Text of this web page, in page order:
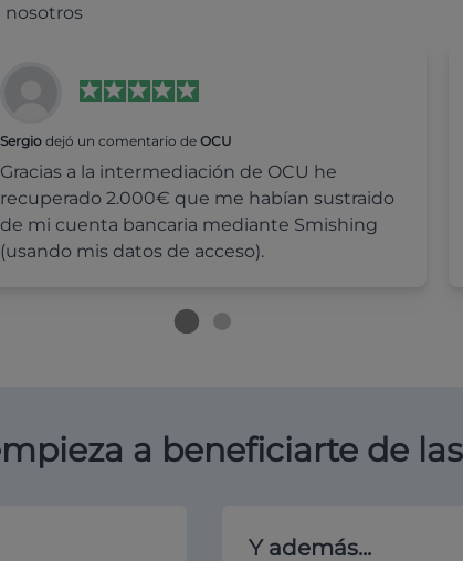
nosotros
Sergiodejó un comentario de OCU
Gracias a la intermediación de OCU he
recuperado 2.000€ que me habían sustraido
de mi cuenta bancaria mediante Smishing
(usando mis datos de acceso).
a beneficiarte de
Y además...